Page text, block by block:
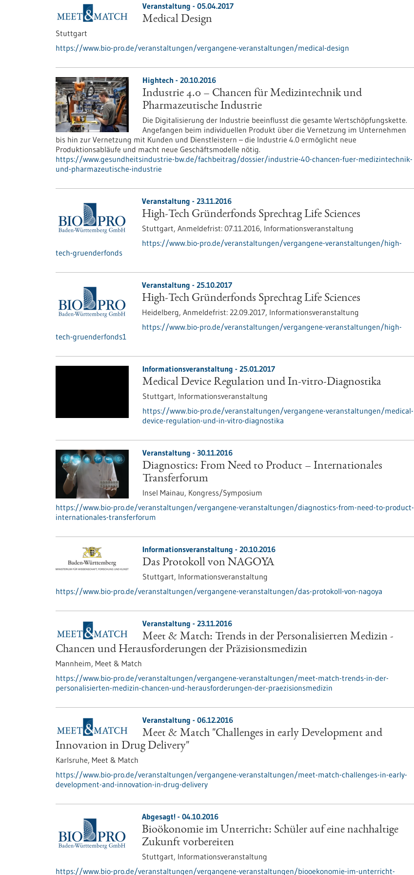
Veranstaltung - 05.04.2017
Medical Design
Stuttgart
https://www.bio-pro.de/veranstaltungen/vergangene-veranstaltungen/medical-design
Hightech - 20.10.2016
Industrie 4.0 – Chancen für Medizintechnik und
Pharmazeutische Industrie
Die Digitalisierung der Industrie beeinflusst die gesamte Wertschöpfungskette.
Angefangen beim individuellen Produkt über die Vernetzung im Unternehmen
bis hin zur Vernetzung mit Kunden und Dienstleistern – die Industrie 4.0 ermöglicht neue
Produktionsabläufe und macht neue Geschäftsmodelle nötig.
https://www.gesundheitsindustrie-bw.de/fachbeitrag/dossier/industrie-40-chancen-fuer-medizintechnik-
und-pharmazeutische-industrie
Veranstaltung - 23.11.2016
High-Tech Gründerfonds Sprechtag Life Sciences
Stuttgart, Anmeldefrist: 07.11.2016, Informationsveranstaltung
https://www.bio-pro.de/veranstaltungen/vergangene-veranstaltungen/high-
tech-gruenderfonds
Veranstaltung - 25.10.2017
High-Tech Gründerfonds Sprechtag Life Sciences
Heidelberg, Anmeldefrist: 22.09.2017, Informationsveranstaltung
https://www.bio-pro.de/veranstaltungen/vergangene-veranstaltungen/high-
tech-gruenderfonds1
Informationsveranstaltung - 25.01.2017
Medical Device Regulation und In-vitro-Diagnostika
Stuttgart, Informationsveranstaltung
https://www.bio-pro.de/veranstaltungen/vergangene-veranstaltungen/medical-
device-regulation-und-in-vitro-diagnostika
Veranstaltung - 30.11.2016
Diagnostics: From Need to Product – Internationales
Transferforum
Insel Mainau, Kongress/Symposium
https://www.bio-pro.de/veranstaltungen/vergangene-veranstaltungen/diagnostics-from-need-to-product-
internationales-transferforum
Informationsveranstaltung - 20.10.2016
Das Protokoll von NAGOYA
Stuttgart, Informationsveranstaltung
https://www.bio-pro.de/veranstaltungen/vergangene-veranstaltungen/das-protokoll-von-nagoya
Veranstaltung - 23.11.2016
Meet & Match: Trends in der Personalisierten Medizin -
Chancen und Herausforderungen der Präzisionsmedizin
Mannheim, Meet & Match
https://www.bio-pro.de/veranstaltungen/vergangene-veranstaltungen/meet-match-trends-in-der-
personalisierten-medizin-chancen-und-herausforderungen-der-praezisionsmedizin
Veranstaltung - 06.12.2016
Meet & Match "Challenges in early Development and
Innovation in Drug Delivery"
Karlsruhe, Meet & Match
https://www.bio-pro.de/veranstaltungen/vergangene-veranstaltungen/meet-match-challenges-in-early-
development-and-innovation-in-drug-delivery
Abgesagt! - 04.10.2016
Bioökonomie im Unterricht: Schüler auf eine nachhaltige
Zukunft vorbereiten
Stuttgart, Informationsveranstaltung
https://www.bio-pro.de/veranstaltungen/vergangene-veranstaltungen/biooekonomie-im-unterricht-